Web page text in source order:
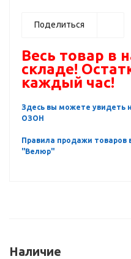
Поделиться
Весь товар в
складе!
каждый час!
Здесь вы можете увидеть
ОЗОН
Правила продажи товаров
"Велюр"
Наличие